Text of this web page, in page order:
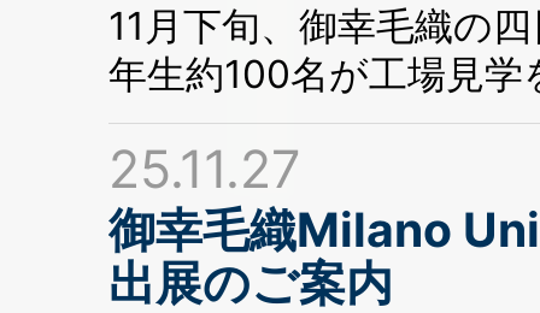
11月下旬、御幸毛織の
年生約100名が工場見
25.11.27
御幸毛織Milano
出展のご案内